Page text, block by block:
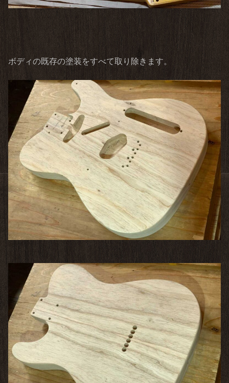
ボディの既存の塗装をすべて取り除きます。